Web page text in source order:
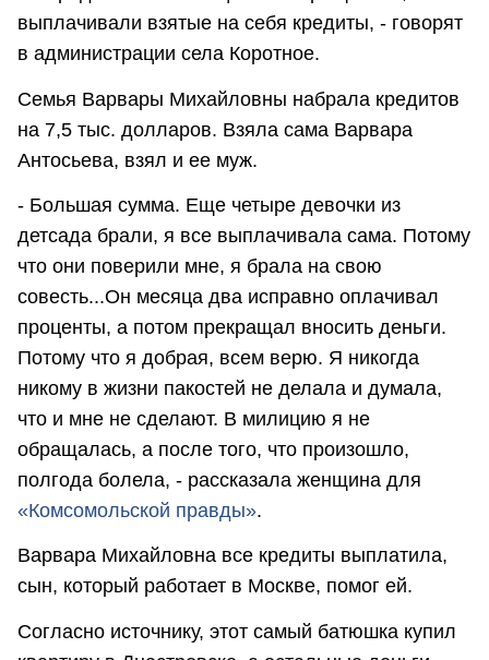
выплачивали взятые на себя кредиты, - говорят
в администрации села Коротное.
Семья Варвары Михайловны набрала кредитов
на 7,5 тыс. долларов. Взяла сама Варвара
Антосьева, взял и ее муж.
- Большая сумма. Еще четыре девочки из
детсада брали, я все выплачивала сама. Потому
что они поверили мне, я брала на свою
совесть...Он месяца два исправно оплачивал
проценты, а потом прекращал вносить деньги.
Потому что я добрая, всем верю. Я никогда
никому в жизни пакостей не делала и думала,
что и мне не сделают. В милицию я не
обращалась, а после того, что произошло,
полгода болела, - рассказала женщина для
«Комсомольской правды».
Варвара Михайловна все кредиты выплатила,
сын, который работает в Москве, помог ей.
Согласно источнику, этот самый батюшка купил